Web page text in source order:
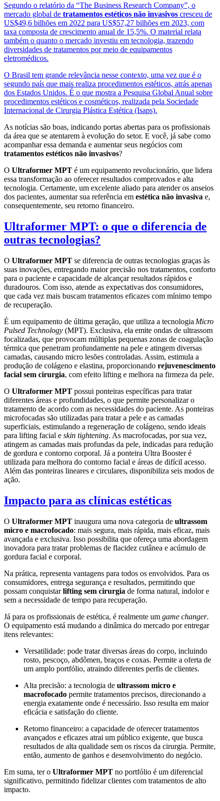
Segundo o relatório da “The Business Research Company”, o
mercado global de tratamentos estéticos não invasivos cresceu de
US$49,6 bilhões em 2022 para US$57,27 bilhões em 2023, com
taxa composta de crescimento anual de 15,5%. O material relata
também o quanto o mercado investiu em tecnologia, trazendo
diversidades de tratamentos por meio de equipamentos
eletromédicos.
O Brasil tem grande relevância nesse contexto, uma vez que é o
segundo país que mais realiza procedimentos estéticos, atrás apenas
dos Estados Unidos. É o que mostra a Pesquisa Global Anual sobre
procedimentos estéticos e cosméticos, realizada pela Sociedade
Internacional de Cirurgia Plástica Estética (Isaps).
As notícias são boas, indicando portas abertas para os profissionais
da área que se atentarem à evolução do setor. E você, já sabe como
acompanhar essa demanda e aumentar seus negócios com
tratamentos estéticos não invasivos?
O Ultraformer MPT é um equipamento revolucionário, que lidera
essa transformação ao oferecer resultados comprovados e alta
tecnologia. Certamente, um excelente aliado para atender os anseios
dos pacientes, aumentar sua referência em estética não invasiva e,
consequentemente, seu retorno financeiro.
Ultraformer MPT: o que o diferencia de
outras tecnologias?
O Ultraformer MPT se diferencia de outras tecnologias graças às
suas inovações, entregando maior precisão nos tratamentos, conforto
para o paciente e capacidade de alcançar resultados rápidos e
duradouros. Com isso, atende as expectativas dos consumidores,
que cada vez mais buscam tratamentos eficazes com mínimo tempo
de recuperação.
É um equipamento de última geração, que utiliza a tecnologia Micro
Pulsed Technology (MPT). Exclusiva, ela emite ondas de ultrassom
focalizadas, que provocam múltiplas pequenas zonas de coagulação
térmica que penetram profundamente na pele e atingem diversas
camadas, causando micro lesões controladas. Assim, estimula a
produção de colágeno e elastina, proporcionando rejuvenescimento
facial sem cirurgia, com efeito lifting e melhora na firmeza da pele.
O Ultraformer MPT possui ponteiras específicas para tratar
diferentes áreas e profundidades, o que permite personalizar o
tratamento de acordo com as necessidades do paciente. As ponteiras
microfocadas são utilizadas para tratar a pele e as camadas
superficiais, estimulando a regeneração de colágeno, sendo ideais
para lifting facial e skin tightening. As macrofocadas, por sua vez,
atingem as camadas mais profundas da pele, indicadas para redução
de gordura e contorno corporal. Já a ponteira Ultra Booster é
utilizada para melhora do contorno facial e áreas de difícil acesso.
Além das ponteiras lineares e circulares, disponibiliza seis modos de
ação.
Impacto para as clínicas estéticas
O Ultraformer MPT inaugura uma nova categoria de ultrassom
micro e macrofocado: mais segura, mais rápida, mais eficaz, mais
avançada e exclusiva. Isso possibilita que ofereça uma abordagem
inovadora para tratar problemas de flacidez cutânea e acúmulo de
gordura facial e corporal.
Na prática, representa vantagens para todos os envolvidos. Para os
consumidores, entrega segurança e resultados, permitindo que
possam conquistarlifting sem cirurgia de forma natural, indolor e
sem a necessidade de tempo para recuperação.
Já para os profissionais de estética, é realmente um game changer.
O equipamento está mudando a dinâmica do mercado por entregar
itens relevantes:
Versatilidade: pode tratar diversas áreas do corpo, incluindo
rosto, pescoço, abdômen, braços e coxas. Permite a oferta de
um amplo portfólio, atraindo diferentes perfis de clientes.
Alta precisão: a tecnologia de ultrassom micro e
macrofocado permite tratamentos precisos, direcionando a
energia exatamente onde é necessário. Isso resulta em maior
eficácia e satisfação do cliente.
Retorno financeiro: a capacidade de oferecer tratamentos
avançados e eficazes atrai um público exigente, que busca
resultados de alta qualidade sem os riscos da cirurgia. Permite,
então, aumento de ganhos e desenvolvimento do negócio.
Em suma, ter o Ultraformer MPT no portfólio é um diferencial
significativo, permitindo fidelizar clientes com tratamentos de alto
impacto.